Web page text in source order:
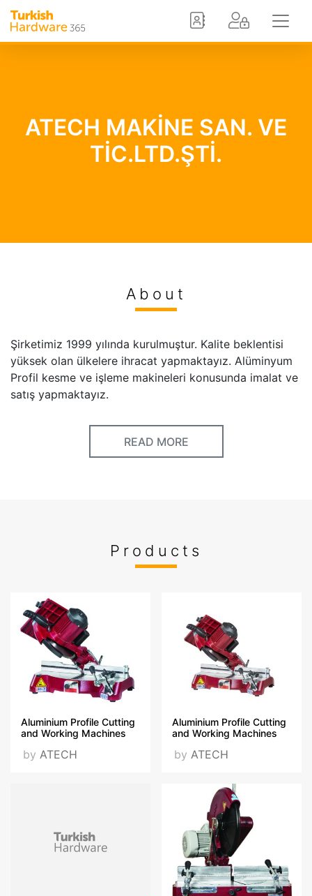
ATECH MAKİNE SAN. VE
TİC.LTD.ŞTİ.
About
Şirketimiz 1999 yılında kurulmuştur. Kalite beklentisi
yüksek olan ülkelere ihracat yapmaktayız. Alüminyum
Profil kesme ve işleme makineleri konusunda imalat ve
satış yapmaktayız.
Certificates
AA_2019.pdf
Crater Serisi.pdf
READ MORE
Products
Aluminium Profile Cutting
and Working Machines
by ATECH
Aluminium Profile Cutting
and Working Machines
by ATECH